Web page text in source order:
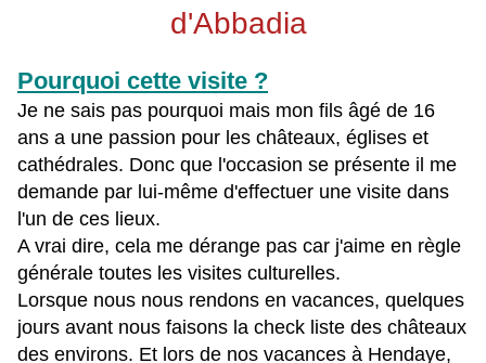
d'Abbadia
Pourquoi cette visite ?
Je ne sais pas pourquoi mais mon fils âgé de 16
ans a une passion pour les châteaux, églises et
cathédrales. Donc que l'occasion se présente il me
demande par lui-même d'effectuer une visite dans
l'un de ces lieux.
A vrai dire, cela me dérange pas car j'aime en règle
générale toutes les visites culturelles.
Lorsque nous nous rendons en vacances, quelques
jours avant nous faisons la check liste des châteaux
des environs. Et l ors de nos vacances à Hendaye,